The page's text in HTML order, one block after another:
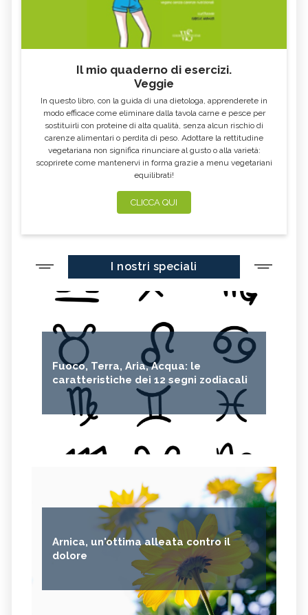
Il mio quaderno di esercizi.
Veggie
In questo libro, con la guida di una dietologa, apprenderete in
modo efficace come eliminare dalla tavola carne e pesce per
sostituirli con proteine di alta qualità, senza alcun rischio di
carenze alimentari o perdita di peso. Adottare la rettitudine
vegetariana non significa rinunciare al gusto o alla varietà:
scoprirete come mantenervi in forma grazie a menu vegetariani
equilibrati!
CLICCA QUI
I nostri speciali
Fuoco, Terra, Aria, Acqua: le
caratteristiche dei 12 segni zodiacali
Arnica, un'ottima alleata contro il
dolore